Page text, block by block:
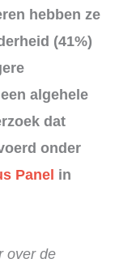
hebben ze
(41%)
algehele
dat
onder
Panel in
over de